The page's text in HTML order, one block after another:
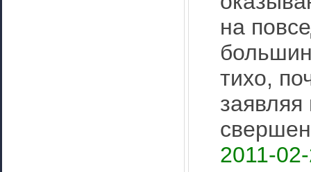
на
тихо,
заявляя
2011-